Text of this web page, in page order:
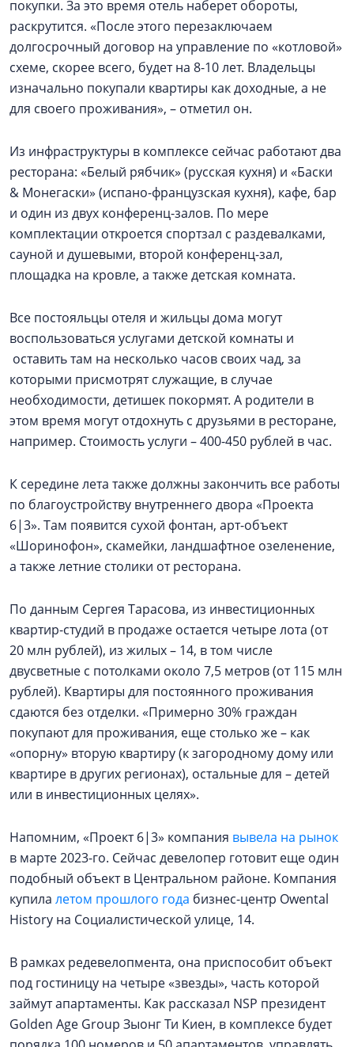
покупки. За это время отель наберет обороты,
раскрутится. «После этого перезаключаем
долгосрочный договор на управление по «котловой»
схеме, скорее всего, будет на 8-10 лет. Владельцы
изначально покупали квартиры как доходные, а не
для своего проживания», – отметил он.
Из инфраструктуры в комплексе сейчас работают два
ресторана: «Белый рябчик» (русская кухня) и «Баски
& Монегаски» (испано-французская кухня), кафе, бар
и один из двух конференц-залов. По мере
комплектации откроется спортзал с раздевалками,
сауной и душевыми, второй конференц-зал,
площадка на кровле, а также детская комната.
Все постояльцы отеля и жильцы дома могут
воспользоваться услугами детской комнаты и
оставить там на несколько часов своих чад, за
которыми присмотрят служащие, в случае
необходимости, детишек покормят. А родители в
этом время могут отдохнуть с друзьями в ресторане,
например. Стоимость услуги – 400-450 рублей в час.
К середине лета также должны закончить все работы
по благоустройству внутреннего двора «Проекта
6|3». Там появится сухой фонтан, арт-объект
«Шоринофон», скамейки, ландшафтное озеленение,
а также летние столики от ресторана.
По данным Сергея Тарасова, из инвестиционных
квартир-студий в продаже остается четыре лота (от
20 млн рублей), из жилых – 14, в том числе
двусветные с потолками около 7,5 метров (от 115 млн
рублей). Квартиры для постоянного проживания
сдаются без отделки. «Примерно 30% граждан
покупают для проживания, еще столько же – как
«опорну» вторую квартиру (к загородному дому или
квартире в других регионах), остальные для – детей
или в инвестиционных целях».
Напомним, «Проект 6|3» компания вывела на рынок
в марте 2023-го. Сейчас девелопер готовит еще один
подобный объект в Центральном районе. Компания
купила летом прошлого года бизнес-центр Owental
History на Социалистической улице, 14.
В рамках редевелопмента, она приспособит объект
под гостиницу на четыре «звезды», часть которой
займут апартаменты. Как рассказал NSP президент
Golden Age Group Зыонг Ти Киен, в комплексе будет